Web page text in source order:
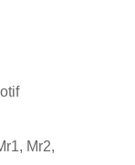
Mr2,